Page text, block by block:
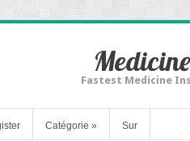
Fastest Medicine
Catégorie » Sur